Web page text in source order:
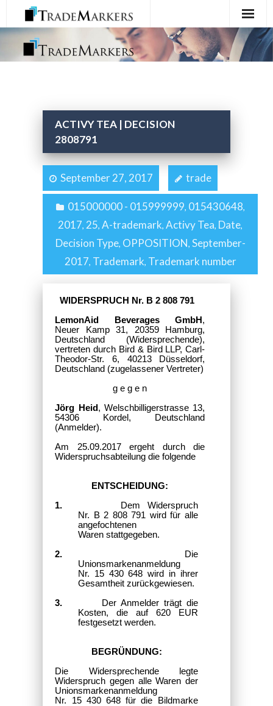
Home
About Us
Contact Us
ACTIVY TEA | DECISION
2808791
September 27, 2017 trade
015000000 - 015999999, 015430648,
2017, 25, A-trademark, Activy Tea, Date,
Decision Type, OPPOSITION, September-
2017, Trademark, Trademark number
WIDERSPRUCH Nr. B 2 808 791
LemonAid Beverages GmbH ,
Neuer Kamp 31, 20359 Hamburg,
Deutschland (Widersprechende),
vertreten durch Bird & Bird LLP, Carl-
Theodor-Str. 6, 40213 Düsseldorf,
Deutschland (zugelassener Vertreter)
g e g e n
Jörg Heid , Welschbilligerstrasse 13,
54306 Kordel, Deutschland
(Anmelder).
Am 25.09.2017 ergeht durch die
Widerspruchsabteilung die folgende
ENTSCHEIDUNG:
1. Dem Widerspruch
Nr. B 2 808 791 wird für alle
angefochtenen
Waren stattgegeben.
2. Die
Unionsmarkenanmeldung
Nr. 15 430 648 wird in ihrer
Gesamtheit zurückgewiesen.
3. Der Anmelder trägt die
Kosten, die auf 620 EUR
festgesetzt werden.
BEGRÜNDUNG:
Die Widersprechende legte
Widerspruch gegen alle Waren der
Unionsmarkenanmeldung
Nr. 15 430 648 für die Bildmarke